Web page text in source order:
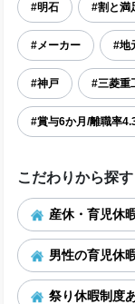
#明石 #割と満
#メーカー #地
#神戸 #三菱重
#賞与6か月/離職率
こだわりから探す
産休・育児休
男性の育児休
祭り休暇制度